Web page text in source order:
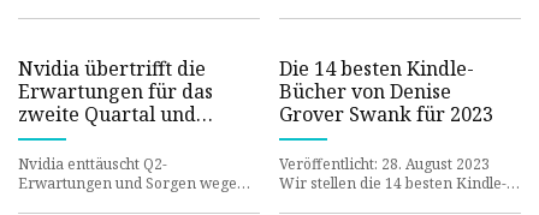
Nvidia übertrifft die
Erwartungen für das
zweite Quartal und
befürchtet
Rekordumsätze
Nvidia enttäuscht Q2-
Erwartungen und Sorgen wegen
Die 14 besten Kindle-
Bücher von Denise
Grover Swank für 2023
Veröffentlicht: 28. August 2023
Wir stellen die 14 besten Kindle-